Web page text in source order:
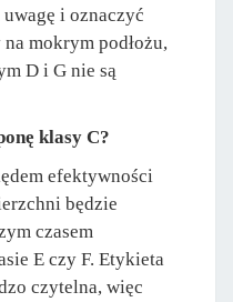
i oznaczyć
mokrym podłożu,
D i G nie są
klasy C?
efektywności
będzie
czasem
E czy F. Etykieta
czytelna, więc